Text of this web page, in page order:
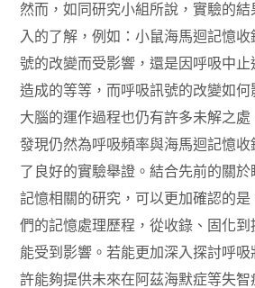
然而，如同研究小組所說，實驗的
入的了解，例如：小鼠海馬迴記憶
號的改變而受影響，還是因呼吸中
造成的等等，而呼吸訊號的改變如
大腦的運作過程也仍有許多未解之
發現仍然為呼吸頻率與海馬迴記憶
了良好的實驗舉證。結合先前的關
記憶相關的研究，可以更加確認的是
們的記憶處理歷程，從收錄、固化
能受到影響。若能更加深入探討呼
許能夠提供未來在阿茲海默症等失